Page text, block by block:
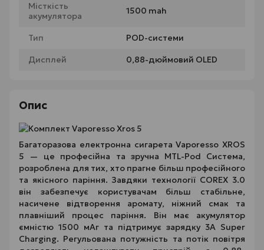
Місткість
акумулятора
1500 mah
Тип POD-системи
Дисплей 0,88-дюймовий OLED
Опис
Багаторазова електронна сигарета Vaporesso XROS
5 — це професійна та зручна MTL-Pod Система,
розроблена для тих, хто прагне більш професійного
та якісного паріння. Завдяки технології COREX 3.0
він забезпечує користувачам більш стабільне,
насичене відтворення аромату, ніжний смак та
плавніший процес паріння. Він має акумулятор
ємністю 1500 мАг та підтримує зарядку 3A Super
Charging. Регульована потужність та потік повітря